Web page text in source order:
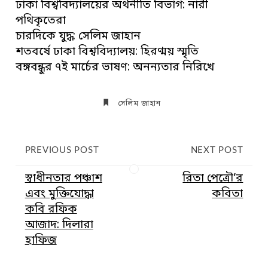
ঢাকা বিশ্ববিদ্যালয়ের অর্থনীতি বিভাগ: নারী
পথিকৃতেরা
চারদিকে যুদ্ধ: সেলিম জাহান
শতবর্ষে ঢাকা বিশ্ববিদ্যালয়: হিরণ্ময় স্মৃতি
বঙ্গবন্ধুর ৭ই মার্চের ভাষণ: অনন্যতার নিরিখে
সেলিম জাহান
PREVIOUS POST
স্বাধীনতার পঞ্চাশ
এবং মুক্তিযোদ্ধা
কবি রফিক
আজাদ: দিলারা
হাফিজ
NEXT POST
রিতা পেত্রৌ’র
কবিতা